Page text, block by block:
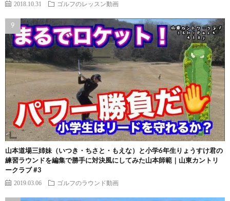
2018.10.31 ゴルフのレッスン動画
山本道場三姉妹（いつき・ちさと・もえな）と小学6年生りょうすけ君の
練習ラウンドを編集で勝手に対決風にしてみた山本師範｜山東カントリ
ークラブ #3
2019.03.06 ゴルフのラウンド動画